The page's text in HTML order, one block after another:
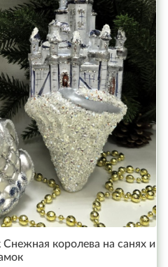
королева на санях и